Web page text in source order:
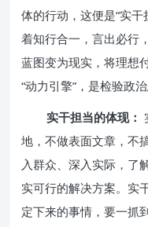
体的行动，这便是“实
着知行合一，言出必行
蓝图变为现实，将理想
“动力引擎”，是检验政治
实干担当的体现：
地，不做表面文章，不
入群众、深入实际，了
实可行的解决方案。实
定下来的事情，要一抓